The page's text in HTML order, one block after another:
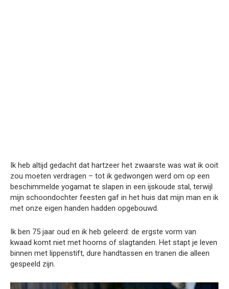
Ik heb altijd gedacht dat hartzeer het zwaarste was wat ik ooit
zou moeten verdragen – tot ik gedwongen werd om op een
beschimmelde yogamat te slapen in een ijskoude stal, terwijl
mijn schoondochter feesten gaf in het huis dat mijn man en ik
met onze eigen handen hadden opgebouwd.
Ik ben 75 jaar oud en ik heb geleerd: de ergste vorm van
kwaad komt niet met hoorns of slagtanden. Het stapt je leven
binnen met lippenstift, dure handtassen en tranen die alleen
gespeeld zijn.